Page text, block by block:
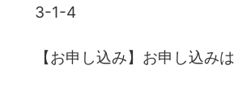
3-1-4
【お申し込み】お申し込みは